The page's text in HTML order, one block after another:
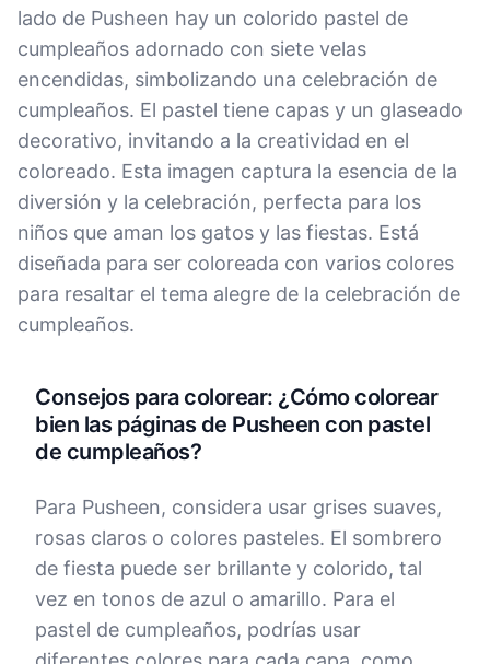
lado de Pusheen hay un colorido pastel de
cumpleaños adornado con siete velas
encendidas, simbolizando una celebración de
cumpleaños. El pastel tiene capas y un glaseado
decorativo, invitando a la creatividad en el
coloreado. Esta imagen captura la esencia de la
diversión y la celebración, perfecta para los
niños que aman los gatos y las fiestas. Está
diseñada para ser coloreada con varios colores
para resaltar el tema alegre de la celebración de
cumpleaños.
Consejos para colorear: ¿Cómo colorear
bien las páginas de Pusheen con pastel
de cumpleaños?
Para Pusheen, considera usar grises suaves,
rosas claros o colores pasteles. El sombrero
de fiesta puede ser brillante y colorido, tal
vez en tonos de azul o amarillo. Para el
pastel de cumpleaños, podrías usar